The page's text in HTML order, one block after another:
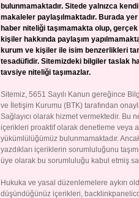
bulunmamaktadır. Sitede yalnızca kendi
makaleler paylaşılmaktadır. Burada
haber niteliği taşımamakta olup,
kişiler hakkında paylaşım
kurum ve kişiler ile isim benzerlikleri
tesadüfidir. Sitemizdeki bilgiler taslak
tavsiye niteliği taşımazlar.
Sitemiz, 5651 Sayılı Kanun gereğince
ve İletişim Kurumu (BTK) tarafından
Sağlayıcı olarak hizmet vermektedir. Bu
içerikleri proaktif olarak denetleme veya
yükümlülüğümüz bulunmamaktadır.
yazdıkları içeriklerin sorumluluğunu
üye olarak bu sorumluluğu kabul etmiş
Hukuka ve yasal düzenlemelere aykırı
düşündüğünüz içerikleri,